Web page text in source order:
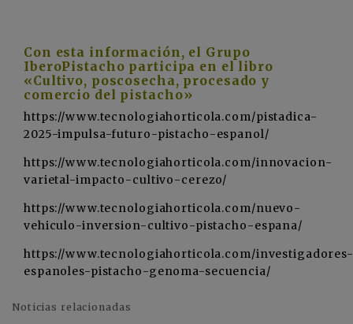
Con esta información, el Grupo
IberoPistacho participa en el libro
«Cultivo, poscosecha, procesado y
comercio del pistacho»
https://www.tecnologiahorticola.com/pistadica-
2025-impulsa-futuro-pistacho-espanol/
https://www.tecnologiahorticola.com/innovacion-
varietal-impacto-cultivo-cerezo/
https://www.tecnologiahorticola.com/nuevo-
vehiculo-inversion-cultivo-pistacho-espana/
https://www.tecnologiahorticola.com/investigadores-
espanoles-pistacho-genoma-secuencia/
Noticias relacionadas